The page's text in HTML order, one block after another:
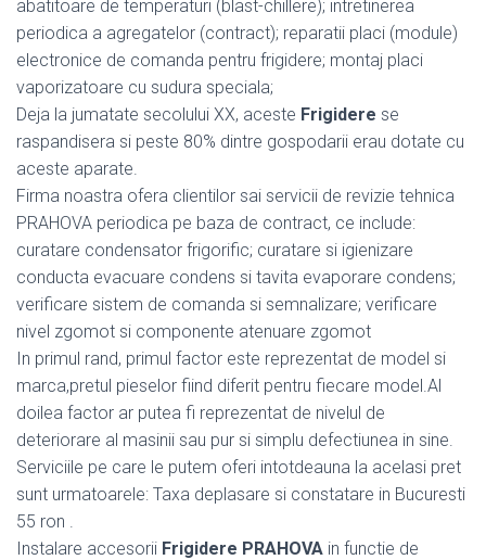
abatitoare de temperaturi (blast-chillere); intretinerea
periodica a agregatelor (contract); reparatii placi (module)
electronice de comanda pentru frigidere; montaj placi
vaporizatoare cu sudura speciala;
Deja la jumatate secolului XX, aceste Frigidere se
raspandisera si peste 80% dintre gospodarii erau dotate cu
aceste aparate.
Firma noastra ofera clientilor sai servicii de revizie tehnica
PRAHOVA periodica pe baza de contract, ce include:
curatare condensator frigorific; curatare si igienizare
conducta evacuare condens si tavita evaporare condens;
verificare sistem de comanda si semnalizare; verificare
nivel zgomot si componente atenuare zgomot
In primul rand, primul factor este reprezentat de model si
marca,pretul pieselor fiind diferit pentru fiecare model.Al
doilea factor ar putea fi reprezentat de nivelul de
deteriorare al masinii sau pur si simplu defectiunea in sine.
Serviciile pe care le putem oferi intotdeauna la acelasi pret
sunt urmatoarele: Taxa deplasare si constatare in Bucuresti
55 ron .
Instalare accesorii Frigidere PRAHOVA in functie de